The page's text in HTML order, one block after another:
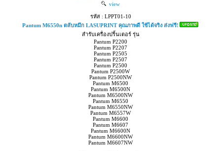
view
รหัส : LPPT01-10
Pantum M6550n ตลับหมึก LASUPRINT คุณภาพดี ใช้ได้จริง ส่งฟรี!
สำรับเครื่องปริ้นเตอร์ รุ่น
Pantum P2200
Pantum P2207
Pantum P2505
Pantum P2507
Pantum P2500
Pantum P2500W
Pantum P2500NW
Pantum M6500
Pantum M6500N
Pantum M6500NW
Pantum M6550
Pantum M6550NW
Pantum M6557W
Pantum M6600
Pantum M6607
Pantum M6600N
Pantum M6600NW
Pantum M6607NW